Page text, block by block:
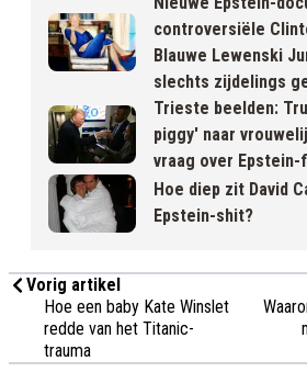
controversiële
Blauwe Lewenski
slechts zijdelings
Trieste beelden:
piggy' naar
vraag over Epstein-
Hoe diep zit David
Epstein-shit?
Vorig artikel
Hoe een baby Kate Winslet
redde van het Titanic-
trauma